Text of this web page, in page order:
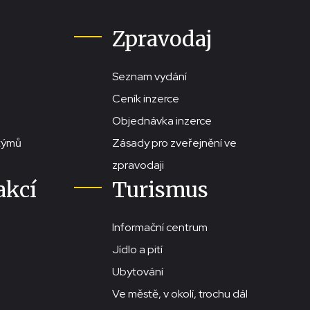
Zpravodaj
Seznam vydání
Ceník inzerce
Objednávka inzerce
Zásady pro zveřejnění ve
zpravodaji
Turismus
Informační centrum
Jídlo a pití
Ubytování
Ve městě, v okolí, trochu dál